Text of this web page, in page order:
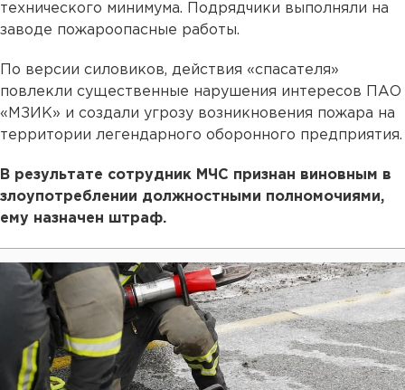
технического минимума. Подрядчики выполняли на
заводе пожароопасные работы.
По версии силовиков, действия «спасателя»
повлекли существенные нарушения интересов ПАО
«МЗИК» и создали угрозу возникновения пожара на
территории легендарного оборонного предприятия.
В результате сотрудник МЧС признан виновным в
злоупотреблении должностными полномочиями,
ему назначен штраф.